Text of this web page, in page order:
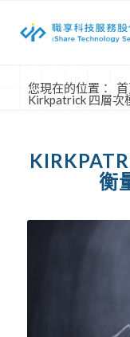
您現在的位置：
Kirkpatrick 四層次
衡